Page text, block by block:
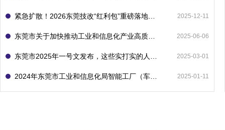
2025-12-11
2025-06-06
2025-03-01
2025-01-11